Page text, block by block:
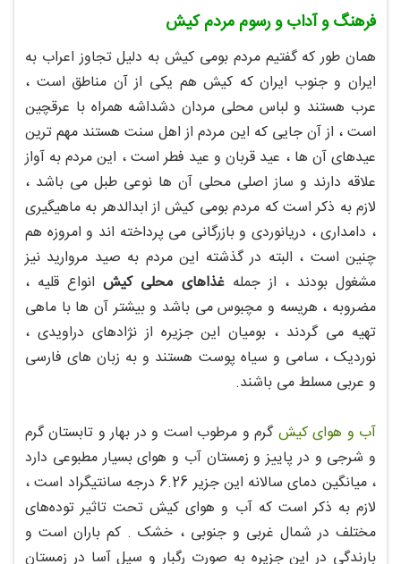
فرهنگ و آداب و رسوم مردم کیش
همان طور که گفتیم مردم بومی کیش به دلیل تجاوز اعراب به
ایران و جنوب ایران که کیش هم یکی از آن مناطق است ،
عرب هستند و لباس محلی مردان دشداشه همراه با عرقچین
است ، از آن جایی که این مردم از اهل سنت هستند مهم ترین
عیدهای آن ها ، عید قربان و عید فطر است ، این مردم به آواز
علاقه دارند و ساز اصلی محلی آن ها نوعی طبل می باشد ،
لازم به ذکر است که مردم بومی کیش از ابدالدهر به ماهیگیری
، دامداری ، دریانوردی و بازرگانی می پرداخته اند و امروزه هم
چنین است ، البته در گذشته این مردم به صید مروارید نیز
مشغول بودند ، از جملهغذاهای محلی کیشانواع قلیه ،
مضروبه ، هریسه و مچبوس می باشد و بیشتر آن ها با ماهی
تهیه می گردند ، بومیان این جزیره از نژادهای دراویدی ،
نوردیک ، سامی و سیاه ‌پوست هستند و به زبان های فارسی
و عربی مسلط می باشند.
آب و هوای کیشگرم و مرطوب است و در بهار و تابستان گرم
و شرجی و در پاییز و زمستان آب و هوای بسیار مطبوعی دارد
، میانگین دمای سالانه این جزیر 6.26 درجه سانتیگراد است ،
لازم به ذکر است که آب و هوای کیش تحت تاثیر توده‌های
مختلف در شمال غربی و جنوبی ، خشک . کم باران است و
بارندگی در این جزیره به صورت رگبار و سیل آسا در زمستان